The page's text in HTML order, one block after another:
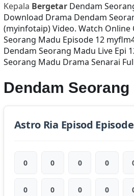
Kepala BergetarDendam
Download Drama Dendam
(myinfotaip) Video. Watch
Seorang Madu Episode 12
Dendam Seorang Madu Live Epi
Seorang Madu Drama Senarai
Dendam
Astro Ria Episod
0 0 0 0
0 0 0 0